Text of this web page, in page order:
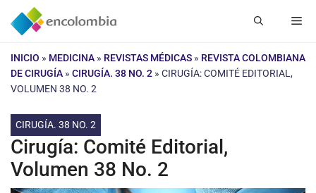
Saltar
INICIO » MEDICINA » REVISTAS MÉDICAS » REVISTA COLOMBIANA
DE CIRUGÍA » CIRUGÍA. 38 NO. 2 » CIRUGÍA: COMITÉ EDITORIAL,
VOLUMEN 38 NO. 2
CIRUGÍA. 38 NO. 2
Cirugía: Comité Editorial,
Volumen 38 No. 2